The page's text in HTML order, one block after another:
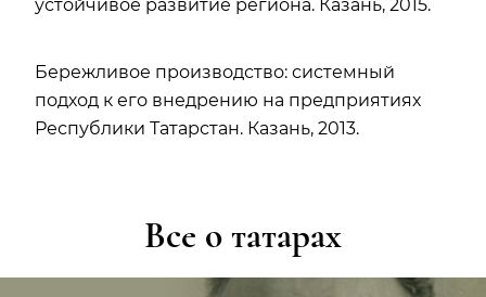
устойчивое развитие региона. Казань, 2015.
Бережливое производство: системный
подход к его внедрению на предприятиях
Республики Татарстан. Казань, 2013.
Все о татарах